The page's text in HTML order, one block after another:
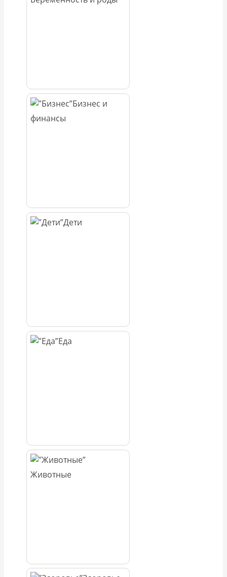
Бизнес и
финансы
Дети
Еда
Животные